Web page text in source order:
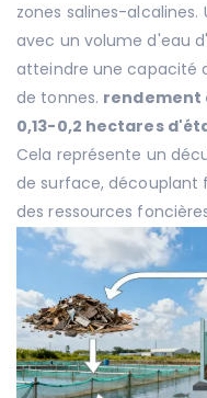
zones salines-
avec un volume d'eau
atteindre une capacité
de tonnes. rendement
0,13-0,2 hectares
Cela représente un
de surface,
des ressources